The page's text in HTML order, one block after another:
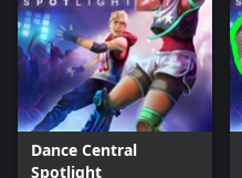
Dance Central
Spotlight